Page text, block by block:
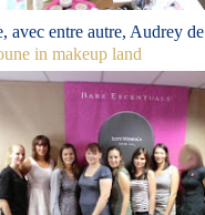
avec entre autre, Audrey de
in makeup land